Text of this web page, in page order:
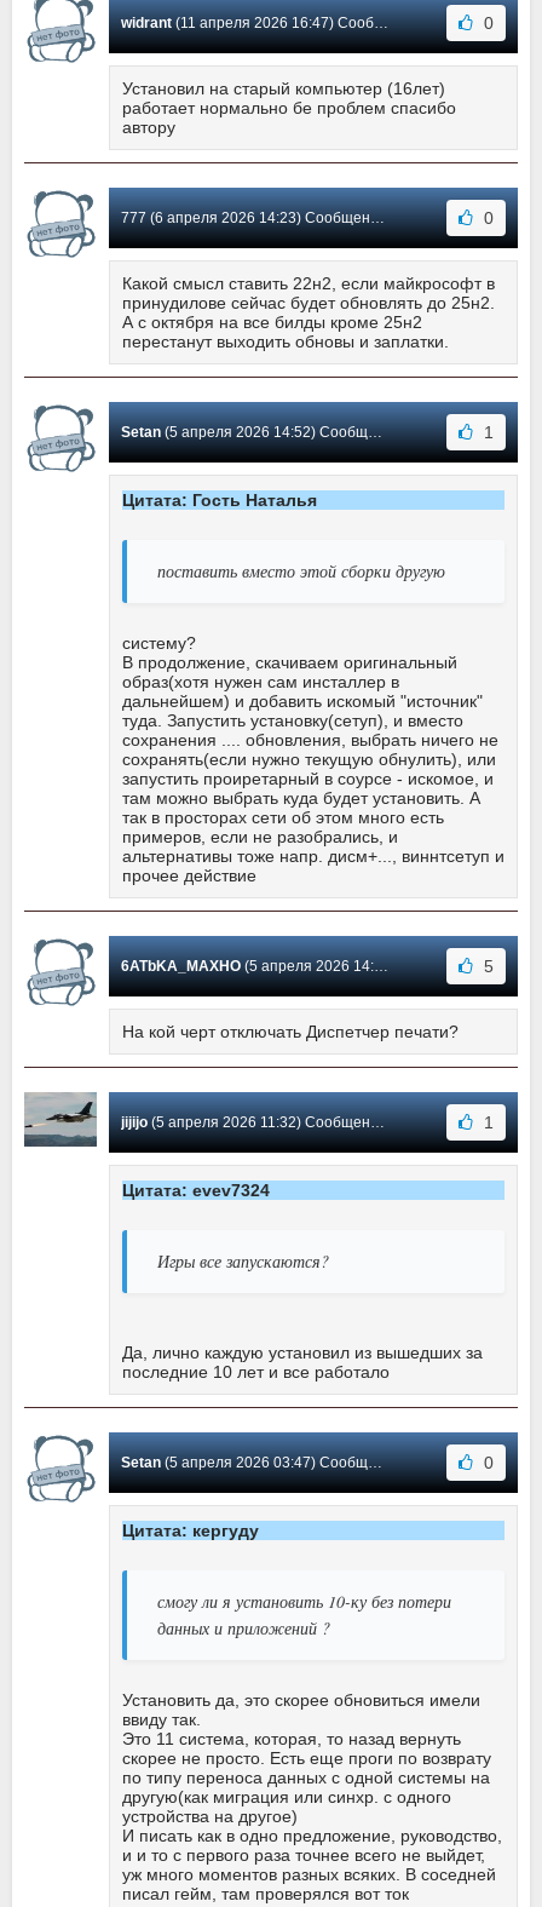
widrant(11 апреля 2026 16:47) Сообщение #17 0
Установил на старый компьютер (16лет)
работает нормально бе проблем спасибо
автору
777 (6 апреля 2026 14:23) Сообщение #16 0
Какой смысл ставить 22н2, если майкрософт в
принудилове сейчас будет обновлять до 25н2.
А с октября на все билды кроме 25н2
перестанут выходить обновы и заплатки.
Setan(5 апреля 2026 14:52) Сообщение #15 1
Цитата: Гость Наталья
поставить вместо этой сборки другую
систему?
В продолжение, скачиваем оригинальный
образ(хотя нужен сам инсталлер в
дальнейшем) и добавить искомый "источник"
туда. Запустить установку(сетуп), и вместо
сохранения .... обновления, выбрать ничего не
сохранять(если нужно текущую обнулить), или
запустить проиретарный в соурсе - искомое, и
там можно выбрать куда будет установить. А
так в просторах сети об этом много есть
примеров, если не разобрались, и
альтернативы тоже напр. дисм+..., виннтсетуп и
прочее действие
6ATbKA_MAXHO(5 апреля 2026 14:48) Сообщение #14 5
На кой черт отключать Диспетчер печати?
jijijo(5 апреля 2026 11:32) Сообщение #13 1
Цитата: evev7324
Игры все запускаются?
Да, лично каждую установил из вышедших за
последние 10 лет и все работало
Setan(5 апреля 2026 03:47) Сообщение #12 0
Цитата: кергуду
смогу ли я установить 10-ку без потери
данных и приложений ?
Установить да, это скорее обновиться имели
ввиду так.
Это 11 система, которая, то назад вернуть
скорее не просто. Есть еще проги по возврату
по типу переноса данных с одной системы на
другую(как миграция или синхр. с одного
устройства на другое)
И писать как в одно предложение, руководство,
и и то с первого раза точнее всего не выйдет,
уж много моментов разных всяких. В соседней
писал гейм, там проверялся вот ток